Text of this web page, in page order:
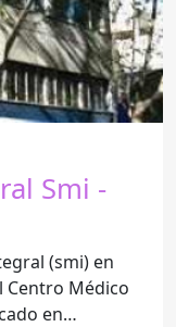
Smi -
(smi) en
en